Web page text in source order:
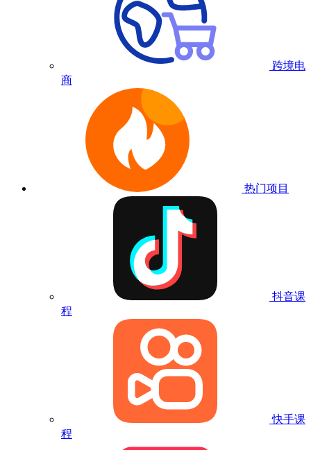
跨境电
商
热门项目
抖音课
程
快手课
程